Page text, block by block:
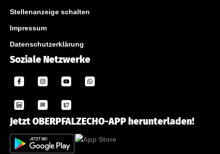
Stellenanzeige schalten
Impressum
Datenschutzerklärung
Soziale Netzwerke
Jetzt OBERPFALZECHO-APP herunterladen!